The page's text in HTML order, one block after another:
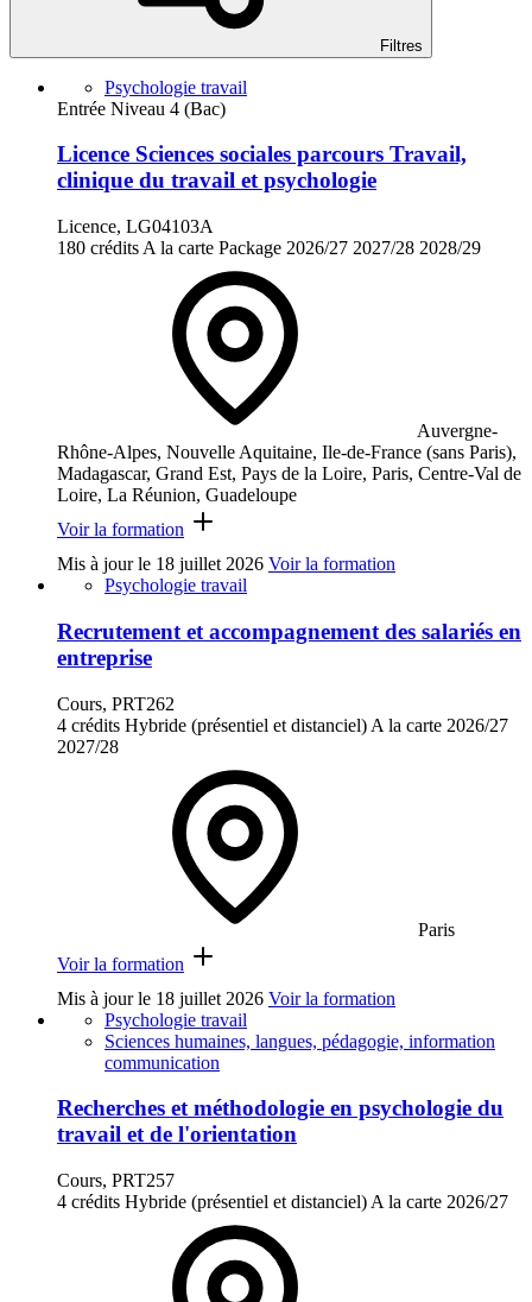
Filtres
Psychologie travail
Entrée Niveau 4 (Bac)
Licence Sciences sociales parcours Travail,
clinique du travail et psychologie
Licence, LG04103A
180 crédits A la carte Package 2026/27 2027/28 2028/29
Auvergne-
Rhône-Alpes, Nouvelle Aquitaine, Ile-de-France (sans Paris),
Madagascar, Grand Est, Pays de la Loire, Paris, Centre-Val de
Loire, La Réunion, Guadeloupe
Voir la formation
Mis à jour le 18 juillet 2026 Voir la formation
Psychologie travail
Recrutement et accompagnement des salariés en
entreprise
Cours, PRT262
4 crédits Hybride (présentiel et distanciel) A la carte 2026/27
2027/28
Paris
Voir la formation
Mis à jour le 18 juillet 2026 Voir la formation
Psychologie travail
Sciences humaines, langues, pédagogie, information
communication
Recherches et méthodologie en psychologie du
travail et de l'orientation
Cours, PRT257
4 crédits Hybride (présentiel et distanciel) A la carte 2026/27